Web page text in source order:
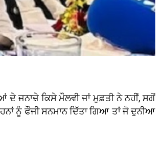
ਜਨਾਜ਼ੇ ਕਿਸੇ ਮੌਲਵੀ ਜਾਂ ਮੁਫ਼ਤੀ ਨੇ ਨਹੀਂ, ਸਗੋਂ
ਨੂੰ ਫੌਜੀ ਸਨਮਾਨ ਦਿੱਤਾ ਗਿਆ ਤਾਂ ਜੋ ਦੁਨੀਆ